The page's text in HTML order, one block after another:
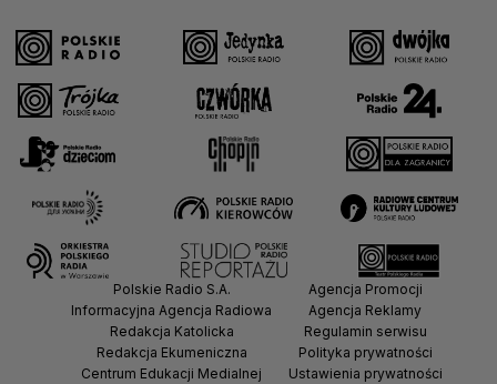
Polskie Radio S.A.
Informacyjna Agencja Radiowa
Redakcja Katolicka
Redakcja Ekumeniczna
Centrum Edukacji Medialnej
Agencja Promocji
Agencja Reklamy
Regulamin serwisu
Polityka prywatności
Ustawienia prywatności